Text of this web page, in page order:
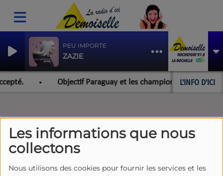
Les informations que nous
collectons
Nous utilisons des cookies pour fournir les services et les
PEU IMPORTE
ZAZIE
L'INFO D'ICI
Objectif Paraguay et les championnats du